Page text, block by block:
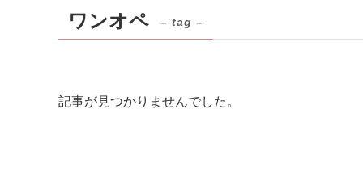
ワンオペ – tag –
記事が見つかりませんでした。